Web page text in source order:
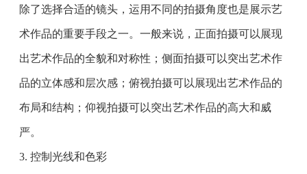
除了选择合适的镜头，运用不同的拍摄角度也是展示艺
术作品的重要手段之一。一般来说，正面拍摄可以展现
出艺术作品的全貌和对称性；侧面拍摄可以突出艺术作
品的立体感和层次感；俯视拍摄可以展现出艺术作品的
布局和结构；仰视拍摄可以突出艺术作品的高大和威
严。
3. 控制光线和色彩